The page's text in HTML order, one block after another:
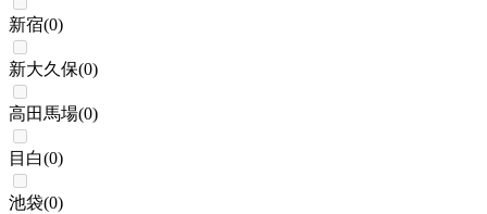
新宿(0)
新大久保(0)
高田馬場(0)
目白(0)
池袋(0)